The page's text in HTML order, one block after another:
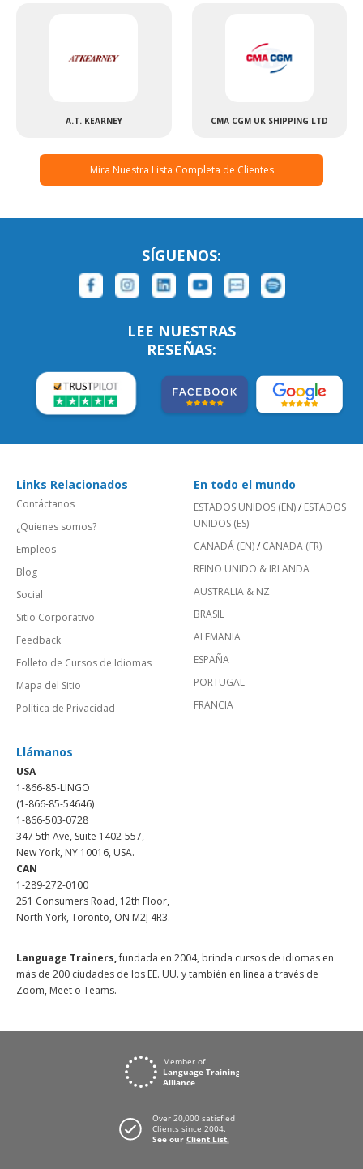
A.T. KEARNEY CMA CGM UK SHIPPING LTD
Mira Nuestra Lista Completa de Clientes
SÍGUENOS:
LEE NUESTRAS
RESEÑAS:
Links Relacionados
Contáctanos
¿Quienes somos?
Empleos
Blog
Social
Sitio Corporativo
Feedback
Folleto de Cursos de Idiomas
Mapa del Sitio
Política de Privacidad
En todo el mundo
ESTADOS UNIDOS (EN)/ ESTADOS
UNIDOS (ES)
CANADÁ (EN)/ CANADA (FR)
REINO UNIDO & IRLANDA
AUSTRALIA & NZ
BRASIL
ALEMANIA
ESPAÑA
PORTUGAL
FRANCIA
Llámanos
USA
1-866-85-LINGO
(1-866-85-54646)
1-866-503-0728
347 5th Ave, Suite 1402-557,
New York, NY 10016, USA.
CAN
1-289-272-0100
251 Consumers Road, 12th Floor,
North York, Toronto, ON M2J 4R3.
Language Trainers,fundada en 2004, brinda cursos de idiomas en
más de 200 ciudades de los EE. UU. y también en línea a través de
Zoom, Meet o Teams.